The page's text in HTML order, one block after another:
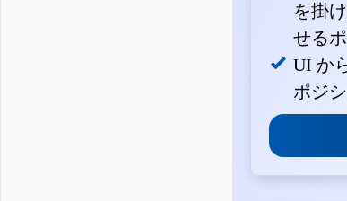
を掛
せる
UI か
ポジ